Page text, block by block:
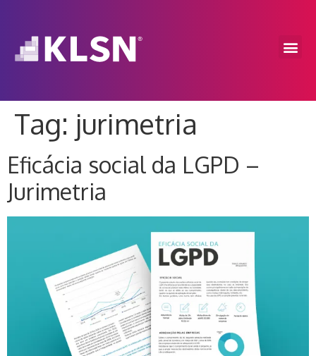
Tag: jurimetria
Eficácia social da LGPD –
Jurimetria